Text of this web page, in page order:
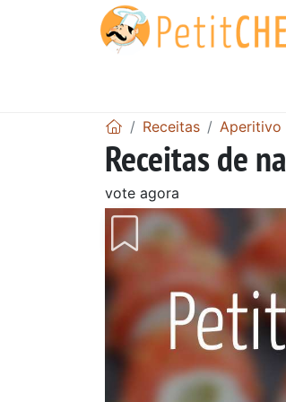
Receitas Aperitivo
Receitas de
vote agora